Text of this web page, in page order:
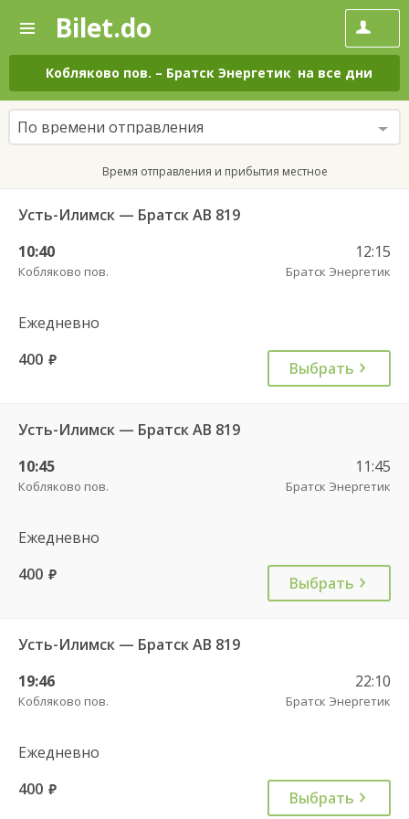
—
Поиск
и
покупка
билетов
на
автобус
онлайн
Bilet.do
Кобляково пов. – Братск Энергетик на все дни
По времени отправления
Время отправления и прибытия местное
Усть-Илимск — Братск АВ 819
10:40
Кобляково пов.
12:15
Братск Энергетик
Ежедневно
400 руб. Выбрать
Усть-Илимск — Братск АВ 819
10:45
Кобляково пов.
11:45
Братск Энергетик
Ежедневно
400 руб. Выбрать
Усть-Илимск — Братск АВ 819
19:46
Кобляково пов.
22:10
Братск Энергетик
Ежедневно
400 руб. Выбрать